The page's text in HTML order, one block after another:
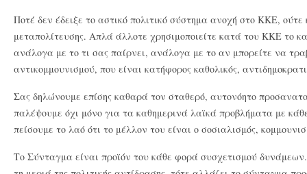
Ποτέ δεν έδειξε το αστικό πολιτικό σύστημα ανοχή στο ΚΚΕ, ούτε
μεταπολίτευσης. Απλά άλλοτε χρησιμοποιείτε κατά του ΚΚΕ το
ανάλογα με το τι σας παίρνει, ανάλογα με το αν μπορείτε να
αντικομμουνισμού, που είναι κατήφορος καθολικός,
Σας δηλώνουμε επίσης καθαρά τον σταθερό, αυτονόητο
παλέψουμε όχι μόνο για τα καθημερινά λαϊκά προβλήματα με
πείσουμε το λαό ότι το μέλλον του είναι ο σοσιαλισμός,
Το Σύνταγμα είναι προϊόν του κάθε φορά συσχετισμού